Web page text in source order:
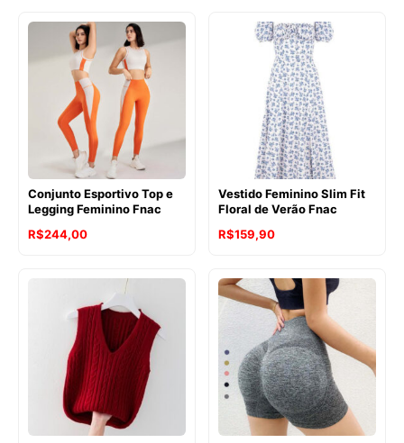
Conjunto Esportivo Top e
Legging Feminino Fnac
R$244,00
Vestido Feminino Slim Fit
Floral de Verão Fnac
R$159,90